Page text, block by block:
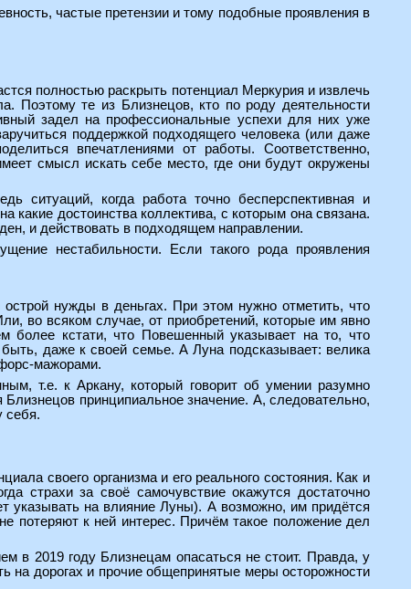
частые претензии и тому подобные проявления в
полностью раскрыть потенциал Меркурия и извлечь
Поэтому те из Близнецов, кто по роду деятельности
задел на профессиональные успехи для них уже
поддержкой подходящего человека (или даже
впечатлениями от работы. Соответственно,
смысл искать себе место, где они будут окружены
ситуаций, когда работа точно бесперспективная и
какие достоинства коллектива, с которым она связана.
и действовать в подходящем направлении.
нестабильности. Если такого рода проявления
нужды в деньгах. При этом нужно отметить, что
во всяком случае, от приобретений, которые им явно
более кстати, что Повешенный указывает на то, что
даже к своей семье. А Луна подсказывает: велика
мажорами.
т.е. к Аркану, который говорит об умении разумно
принципиальное значение. А, следовательно,
себя.
своего организма и его реального состояния. Как и
страхи за своё самочувствие окажутся достаточно
указывать на влияние Луны). А возможно, им придётся
потеряют к ней интерес. Причём такое положение дел
в 2019 году Близнецам опасаться не стоит. Правда, у
на дорогах и прочие общепринятые меры осторожности